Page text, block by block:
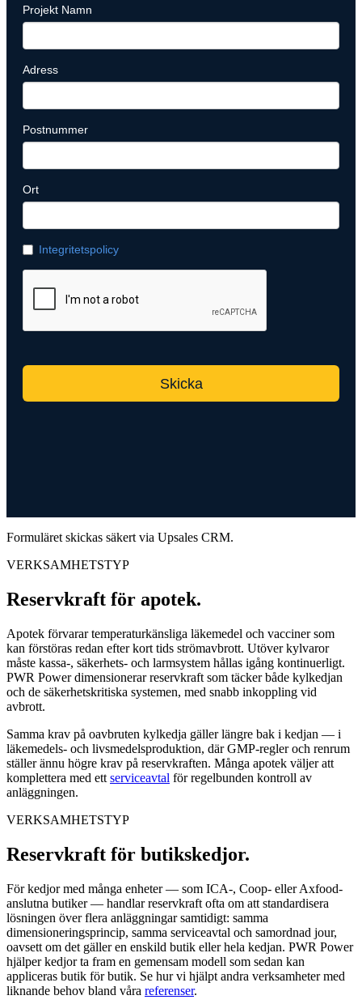
Formuläret skickas säkert via Upsales CRM.
VERKSAMHETSTYP
Reservkraft för apotek.
Apotek förvarar temperaturkänsliga läkemedel och vacciner som
kan förstöras redan efter kort tids strömavbrott. Utöver kylvaror
måste kassa-, säkerhets- och larmsystem hållas igång kontinuerligt.
PWR Power dimensionerar reservkraft som täcker både kylkedjan
och de säkerhetskritiska systemen, med snabb inkoppling vid
avbrott.
Samma krav på oavbruten kylkedja gäller längre bak i kedjan — i
läkemedels- och livsmedelsproduktion, där GMP-regler och renrum
ställer ännu högre krav på reservkraften. Många apotek väljer att
komplettera med ett serviceavtal för regelbunden kontroll av
anläggningen.
VERKSAMHETSTYP
Reservkraft för butikskedjor.
För kedjor med många enheter — som ICA-, Coop- eller Axfood-
anslutna butiker — handlar reservkraft ofta om att standardisera
lösningen över flera anläggningar samtidigt: samma
dimensioneringsprincip, samma serviceavtal och samordnad jour,
oavsett om det gäller en enskild butik eller hela kedjan. PWR Power
hjälper kedjor ta fram en gemensam modell som sedan kan
appliceras butik för butik. Se hur vi hjälpt andra verksamheter med
liknande behov bland våra referenser.